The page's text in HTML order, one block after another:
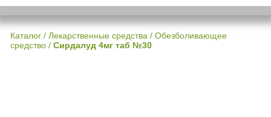
Каталог / Лекарственные средства / Обезболивающее
средство / Сирдалуд 4мг таб №30